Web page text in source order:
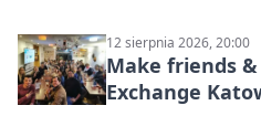
12 sierpnia 2026, 20:00
Make friends
Exchange